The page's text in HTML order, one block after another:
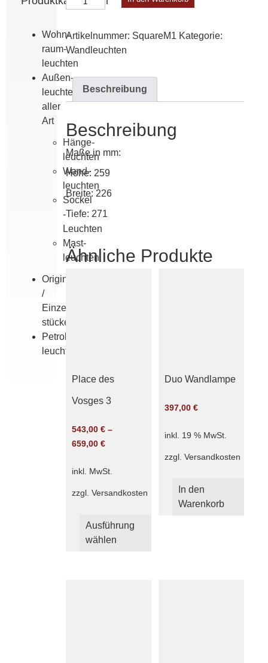
Wohn­
raum­
leuchten
Außen­
leuchten
aller
Art
Hänge­
leuchten
Wand­
leuchten
Sockel
-
Leuchten
Mast­
leuchten
Originale
/
Einzel­
stücke
Petroleum­
leuchten
Modell
Menge
Artikelnummer: SquareM1 Kategorie:
Wand­leuchten
Beschreibung
Beschreibung
Maße in mm:
Höhe: 259
Breite: 226
Tiefe: 271
Ähnliche Produkte
Place des
Vosges 3
543,00 €–
659,00 €
inkl. MwSt.
zzgl. Versandkosten
Ausführung
wählen
Duo Wandlampe
397,00 €
inkl. 19 % MwSt.
zzgl. Versandkosten
In den
Warenkorb